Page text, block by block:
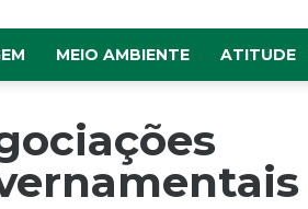
MEIO AMBIENTE ATITUDE